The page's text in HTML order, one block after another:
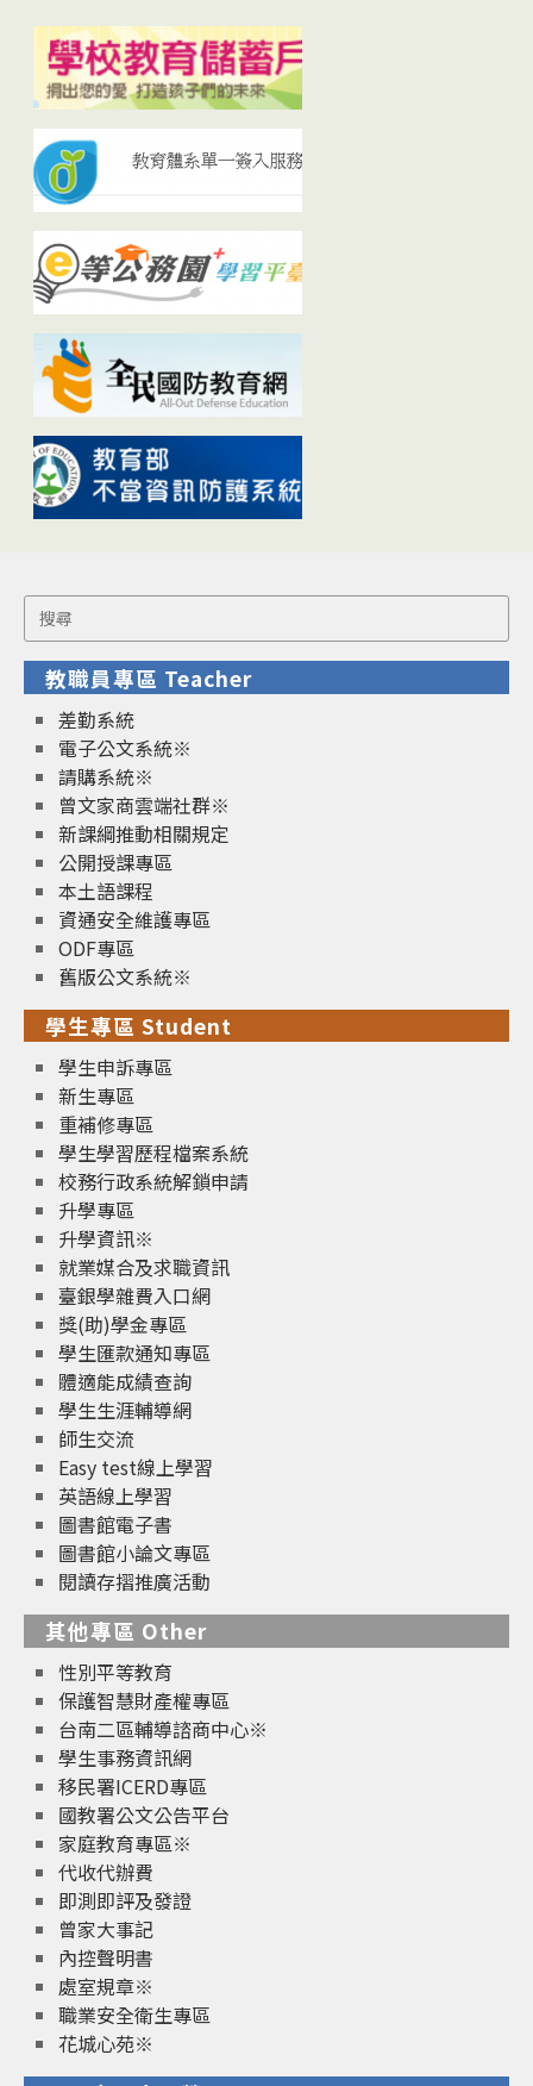
Search
for:
教職員專區 Teacher
差勤系統
電子公文系統※
請購系統※
曾文家商雲端社群※
新課綱推動相關規定
公開授課專區
本土語課程
資通安全維護專區
ODF專區
舊版公文系統※
學生專區 Student
學生申訴專區
新生專區
重補修專區
學生學習歷程檔案系統
校務行政系統解鎖申請
升學專區
升學資訊※
就業媒合及求職資訊
臺銀學雜費入口網
獎(助)學金專區
學生匯款通知專區
體適能成績查詢
學生生涯輔導網
師生交流
Easy test線上學習
英語線上學習
圖書館電子書
圖書館小論文專區
閱讀存摺推廣活動
其他專區 Other
性別平等教育
保護智慧財產權專區
台南二區輔導諮商中心※
學生事務資訊網
移民署ICERD專區
國教署公文公告平台
家庭教育專區※
代收代辦費
即測即評及發證
曾家大事記
內控聲明書
處室規章※
職業安全衛生專區
花城心苑※